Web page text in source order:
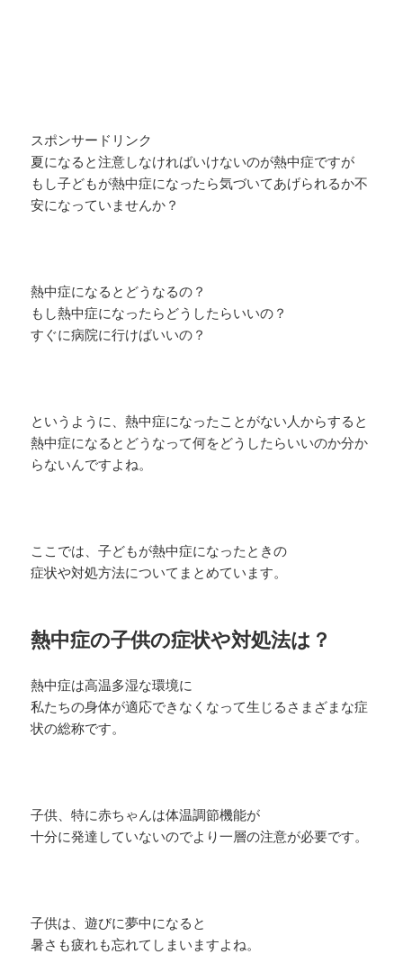
スポンサードリンク
夏になると注意しなければいけないのが熱中症ですが
もし子どもが熱中症になったら気づいてあげられるか不
安になっていませんか？
熱中症になるとどうなるの？
もし熱中症になったらどうしたらいいの？
すぐに病院に行けばいいの？
というように、熱中症になったことがない人からすると
熱中症になるとどうなって何をどうしたらいいのか分か
らないんですよね。
ここでは、子どもが熱中症になったときの
症状や対処方法についてまとめています。
熱中症の子供の症状や対処法は？
熱中症は高温多湿な環境に
私たちの身体が適応できなくなって生じるさまざまな症
状の総称です。
子供、特に赤ちゃんは体温調節機能が
十分に発達していないのでより一層の注意が必要です。
子供は、遊びに夢中になると
暑さも疲れも忘れてしまいますよね。